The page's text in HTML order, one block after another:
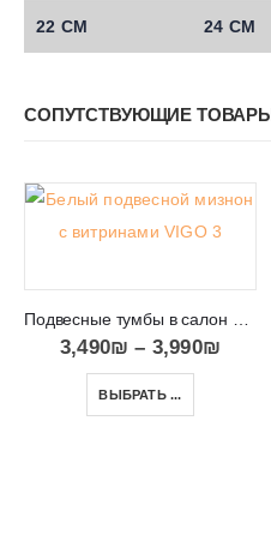
22 СМ 24 СМ
СОПУТСТВУЮЩИЕ ТОВАРЫ
3,490₪ – 3,990₪
ВЫБРАТЬ ...